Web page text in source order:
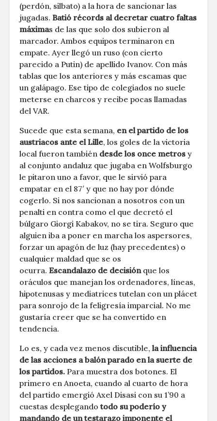
(perdón, silbato) a la hora de sancionar las
jugadas. Batió récords al decretar cuatro faltas
máximas de las que solo dos subieron al
marcador. Ambos equipos terminaron en
empate. Ayer llegó un ruso (con cierto
parecido a Putin) de apellido Ivanov. Con más
tablas que los anteriores y más escamas que
un galápago. Ese tipo de colegiados no suele
meterse en charcos y recibe pocas llamadas
del VAR.
Sucede que esta semana, en el partido de los
austriacos ante el Lille, los goles de la victoria
local fueron también desde los once metros y
al conjunto andaluz que jugaba en Wolfsburgo
le pitaron uno a favor, que le sirvió para
empatar en el 87′ y que no hay por dónde
cogerlo. Si nos sancionan a nosotros con un
penalti en contra como el que decretó el
búlgaro Giorgi Kabakov, no se tira. Seguro que
alguien iba a poner en marcha los aspersores,
forzar un apagón de luz (hay precedentes) o
cualquier maldad que se os
ocurra. Escandalazo de decisiónque los
oráculos que manejan los ordenadores, líneas,
hipotenusas y mediatrices tutelan con un plácet
para sonrojo de la feligresía imparcial. No me
gustaría creer que se ha convertido en
tendencia.
Lo es, y cada vez menos discutible, la influencia
de las acciones a balón parado en la suerte de
los partidos. Para muestra dos botones. El
primero en Anoeta, cuando al cuarto de hora
del partido emergió Axel Disasi con su 1’90 a
cuestas desplegando todo su poderío y
mandando de un testarazo imponente el